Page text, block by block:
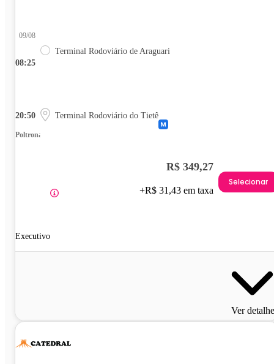
08:25
09/08
Terminal Rodoviário de Araguari
20:50 Terminal Rodoviário do Tietê
Poltrona
Executivo
R$ 349,27
+R$ 31,43 em taxa
Selecionar
Ver